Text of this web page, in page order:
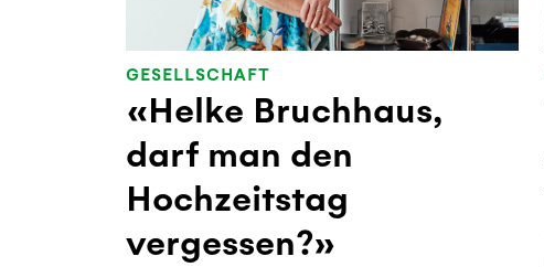
GESELLSCHAFT
«Helke Bruchhaus,
darf man den
Hochzeitstag
vergessen?»